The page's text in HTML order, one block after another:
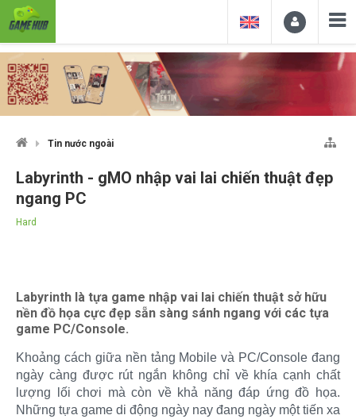
Tin nước ngoài
Labyrinth - gMO nhập vai lai chiến thuật đẹp
ngang PC
Hard
Labyrinth là tựa game nhập vai lai chiến thuật sở hữu
nền đồ họa cực đẹp sẵn sàng sánh ngang với các tựa
game PC/Console.
Khoảng cách giữa nền tảng Mobile và PC/Console đang
ngày càng được rút ngắn không chỉ về khía cạnh chất
lượng lối chơi mà còn về khả năng đáp ứng đồ họa.
Những tựa game di động ngày nay đang ngày một tiến xa